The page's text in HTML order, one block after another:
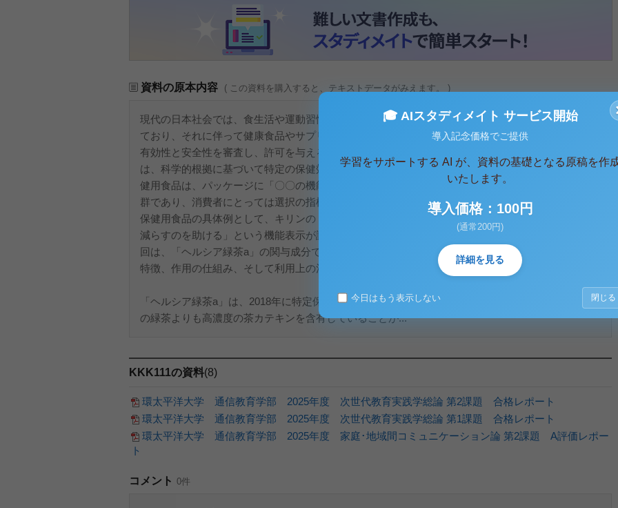
資料の原本内容 ( この資料を購入すると、テキストデータがみえます。 )
現代の日本社会では、食生活や運動習慣の乱れから、生活習慣病や肥満などの健康問題が深刻化し
ており、それに伴って健康食品やサプリメントへの関心が高まっている。その中でも、国が個別に
有効性と安全性を審査し、許可を与える「保健機能食品」に分類される特定保健用食品（トクホ）
は、科学的根拠に基づいて特定の保健効果を示すことができる食品として注目されている。特定保
健用食品は、パッケージに「〇〇の機能があります」といった保健の目的を記載できる唯一の食品
群であり、消費者にとっては選択の指標となる重要な情報を提供している。本レポートでは、特定
保健用食品の具体例として、キリンの「ヘルシア緑茶a」を取り上げる。この製品は「内臓体脂肪を
減らすのを助ける」という機能表示が認可されており、多くの消費者に利用されている。そこで今
回は、「ヘルシア緑茶a」の関与成分である茶カテキンに着目し、その期待される効果、関与成分の
特徴、作用の仕組み、そして利用上の注意点について検討する。
「ヘルシア緑茶a」は、2018年に特定保健用食品として消費者庁の許可を受けた製品であり、通常
の緑茶よりも高濃度の茶カテキンを含有していることが...
KKK111の資料(8)
環太平洋大学 通信教育学部 2025年度 次世代教育実践学総論 第2課題 合格レポート
環太平洋大学 通信教育学部 2025年度 次世代教育実践学総論 第1課題 合格レポート
環太平洋大学 通信教育学部 2025年度 家庭･地域間コミュニケーション論 第2課題 A評価レポー
ト
コメント 0件
🎓 AIスタディメイト サービス開始
導入記念価格でご提供
学習をサポートする AI が、資料の基礎となる原稿を作
いたします。
導入価格：100円
(通常200円)
詳細を見る
今日はもう表示しない 閉じる